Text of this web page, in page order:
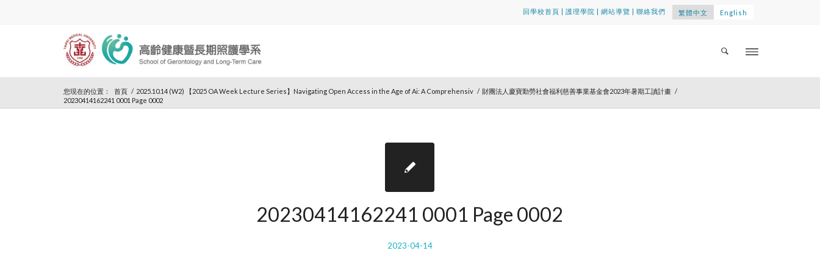
回學校首頁 |護理學院 |網站導覽 |聯絡我們 繁體中文 English
您現在的位置： 首頁 / 2025.10.14 (W2) 【2025 OA Week Lecture Series】Navigating Open Access in the Age of Ai: A Comprehensiv / 財團法人慶寶勤勞社會福利慈善事業基金會2023年暑期工讀計畫 /
20230414162241 0001 Page 0002
20230414162241 0001 Page 0002
2023-04-14